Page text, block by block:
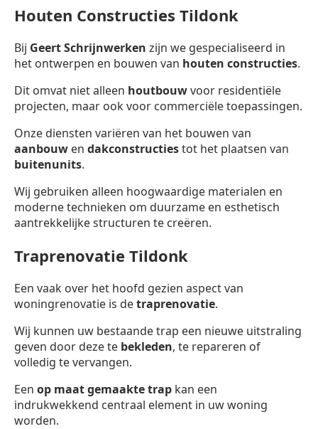
Houten Constructies Tildonk
Bij Geert Schrijnwerken zijn we gespecialiseerd in
het ontwerpen en bouwen van houten constructies.
Dit omvat niet alleen houtbouwvoor residentiële
projecten, maar ook voor commerciële toepassingen.
Onze diensten variëren van het bouwen van
aanbouw en dakconstructiestot het plaatsen van
buitenunits.
Wij gebruiken alleen hoogwaardige materialen en
moderne technieken om duurzame en esthetisch
aantrekkelijke structuren te creëren.
Traprenovatie Tildonk
Een vaak over het hoofd gezien aspect van
woningrenovatie is detraprenovatie.
Wij kunnen uw bestaande trap een nieuwe uitstraling
geven door deze te bekleden, te repareren of
volledig te vervangen.
Een op maat gemaakte trap kan een
indrukwekkend centraal element in uw woning
worden.